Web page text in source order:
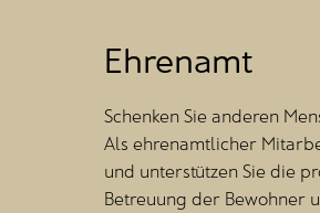
Ehrenamt
Schenken Sie anderen
Als ehrenamtlicher
und unterstützen Sie die
Betreuung der Bewohner